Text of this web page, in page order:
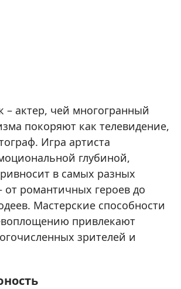
– актер, чей многогранный
покоряют как телевидение,
Игра артиста
глубиной,
в самых разных
от романтичных героев до
Мастерские способности
привлекают
зрителей и